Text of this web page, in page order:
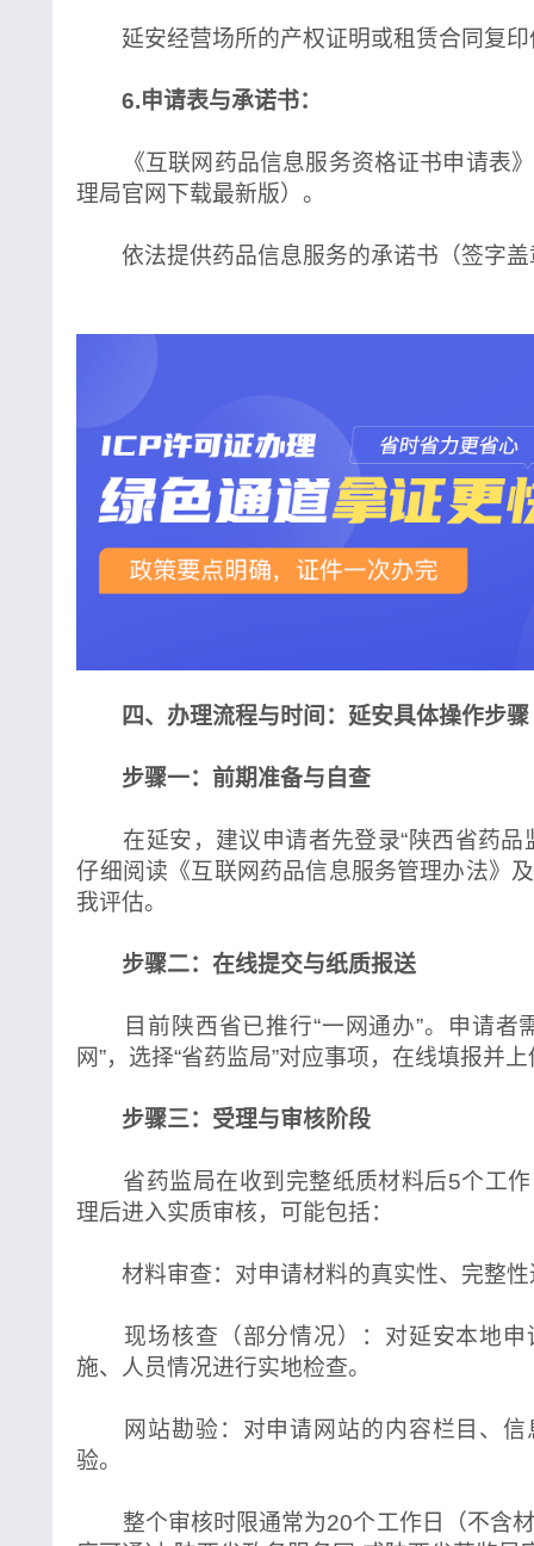
延安经营场所的产权证明或租赁合同复印
6.申请表与承诺书：
《互联网药品信息服务资格证书申请表》
理局官网下载最新版）。
依法提供药品信息服务的承诺书（签字盖
四、办理流程与时间：延安具体操作步骤
步骤一：前期准备与自查
在延安，建议申请者先登录“陕西省药品
仔细阅读《互联网药品信息服务管理办法》
我评估。
步骤二：在线提交与纸质报送
目前陕西省已推行“一网通办”。申请者
网”，选择“省药监局”对应事项，在线填报并
步骤三：受理与审核阶段
省药监局在收到完整纸质材料后5个工作
理后进入实质审核，可能包括：
材料审查：对申请材料的真实性、完整性
现场核查（部分情况）：对延安本地申
施、人员情况进行实地检查。
网站勘验：对申请网站的内容栏目、信
验。
整个审核时限通常为20个工作日（不含材